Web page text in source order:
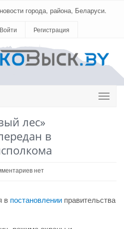
города, района, Беларуси.
Войти Регистрация
лес»
в
нет
в постановлении правительства